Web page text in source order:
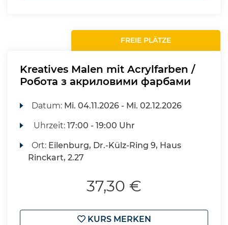
FREIE PLÄTZE
Kreatives Malen mit Acrylfarben /
Робота з акриловими фарбами
Datum: Mi. 04.11.2026 - Mi. 02.12.2026
Uhrzeit:17:00 - 19:00 Uhr
Ort: Eilenburg, Dr.-Külz-Ring 9, Haus
Rinckart, 2.27
37,30 €
KURS MERKEN